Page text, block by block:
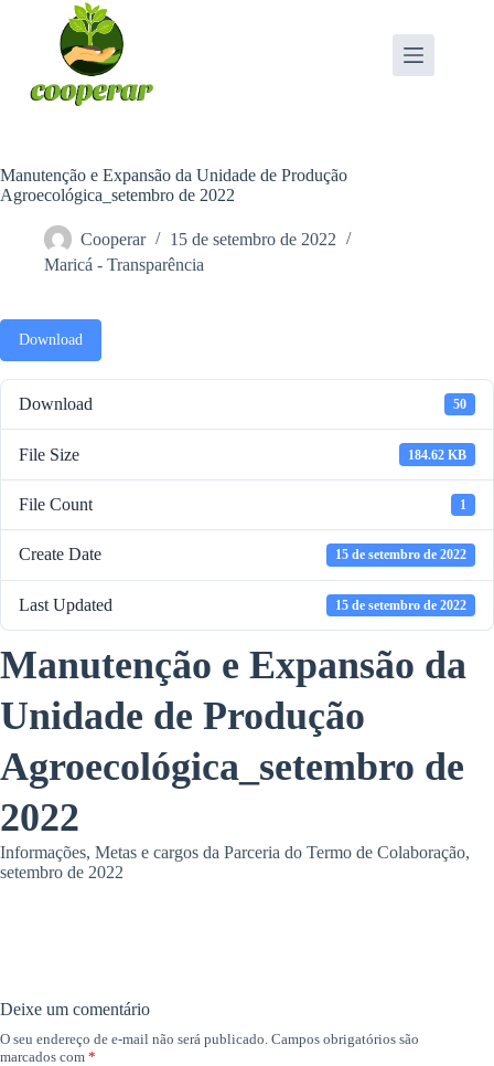
Manutenção e Expansão da Unidade de Produção
Agroecológica_setembro de 2022
Cooperar
15 de setembro de 2022
Maricá - Transparência
Download
Download 50
File Size 184.62 KB
File Count 1
Create Date 15 de setembro de 2022
Last Updated 15 de setembro de 2022
Manutenção e Expansão da
Unidade de Produção
Agroecológica_setembro de
2022
Informações, Metas e cargos da Parceria do Termo de Colaboração,
setembro de 2022
Deixe um comentário
O seu endereço de e-mail não será publicado. Campos obrigatórios são
marcados com *